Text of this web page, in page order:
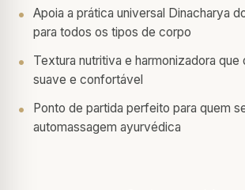
Apoia a prática universal Dinacharya
para todos os tipos de corpo
Textura nutritiva e harmonizadora que
suave e confortável
Ponto de partida perfeito para quem
automassagem ayurvédica